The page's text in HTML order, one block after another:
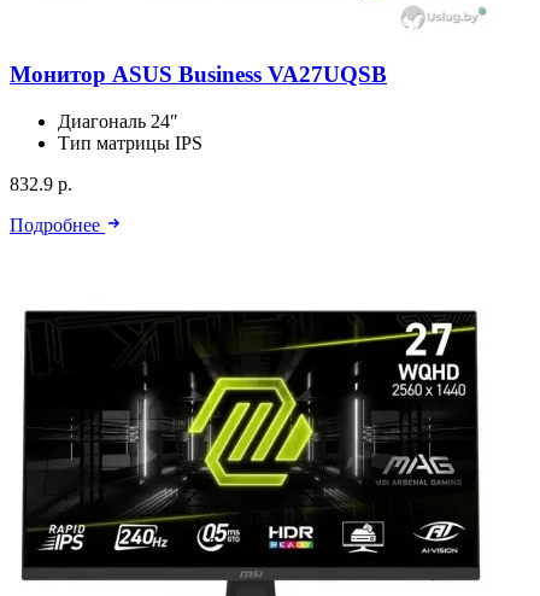
Монитор ASUS Business VA27UQSB
Диагональ 24″
Тип матрицы IPS
832.9 р.
Подробнее